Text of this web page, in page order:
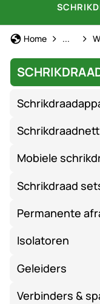
Home ...
Mobiele
Schrikdraad
Permanente
Isolatoren
Geleiders
Verbinders &